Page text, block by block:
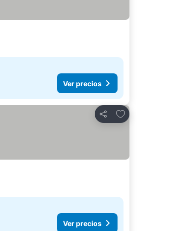
Ver precios
Compartir
Agregar a favoritos
Ver precios